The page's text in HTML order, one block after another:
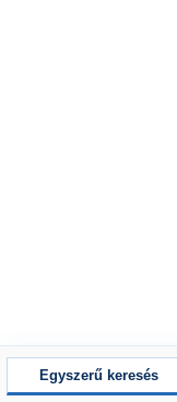
Egyszerű keresés